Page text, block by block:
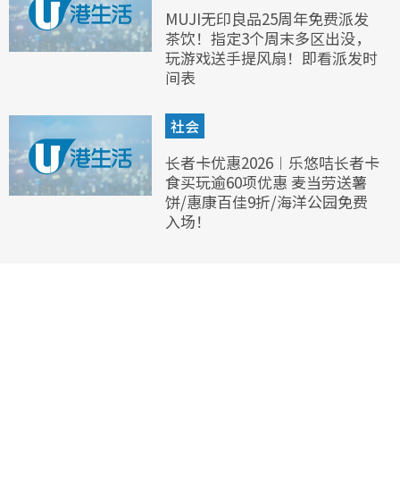
MUJI无印良品25周年免费派发
茶饮！指定3个周末多区出没，
玩游戏送手提风扇！即看派发时
间表
社会
长者卡优惠2026︱乐悠咭长者卡
食买玩逾60项优惠 麦当劳送薯
饼/惠康百佳9折/海洋公园免费
入场！